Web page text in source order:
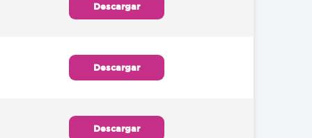
Descargar
Descargar
Descargar